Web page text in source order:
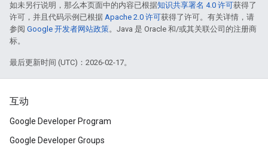
如未另行说明，那么本页面中的内容已根据知识共享署名 4.0 许可获得了
许可，并且代码示例已根据 Apache 2.0 许可获得了许可。有关详情，请
参阅 Google 开发者网站政策。Java 是 Oracle 和/或其关联公司的注册商
标。
最后更新时间 (UTC)：2026-02-17。
互动
Google Developer Program
Google Developer Groups